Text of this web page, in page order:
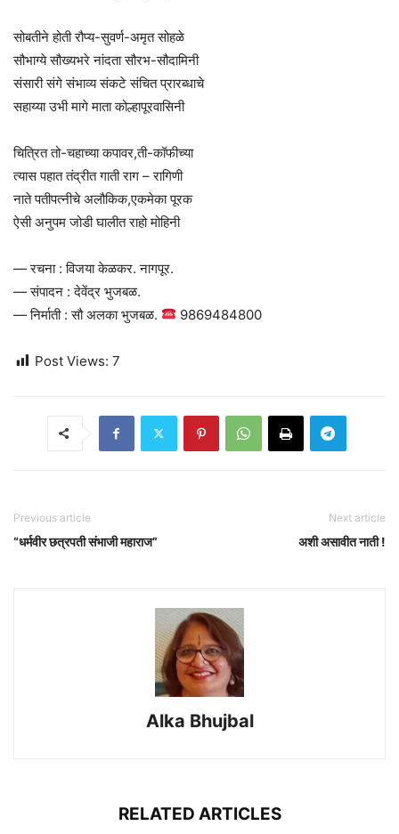
सोबतीने होती रौप्य-सुवर्ण-अमृत सोहळे
सौभाग्ये सौख्यभरे नांदता सौरभ-सौदामिनी
संसारी संगे संभाव्य संकटे संचित प्रारब्धाचे
सहाय्या उभी मागे माता कोल्हापूरवासिनी
चित्रित तो-चहाच्या कपावर,ती-कॉफीच्या
त्यास पहात तंद्रीत गाती राग – रागिणी
नाते पतीपत्नीचे अलौकिक,एकमेका पूरक
ऐसी अनुपम जोडी घालीत राहो मोहिनी
— रचना : विजया केळकर. नागपूर.
— संपादन : देवेंद्र भुजबळ.
— निर्माती : सौ अलका भुजबळ.
9869484800
Post Views: 7
Previous article
“धर्मवीर छत्रपती संभाजी महाराज”
Next article
अशी असावीत नाती !
Alka Bhujbal
RELATED ARTICLES